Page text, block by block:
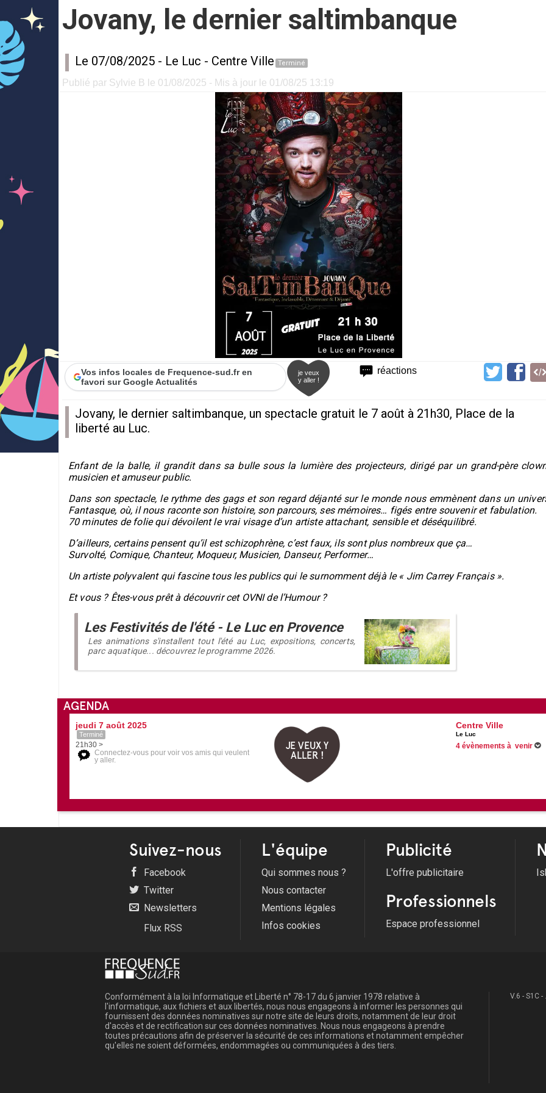
Jovany, le dernier saltimbanque
Le 07/08/2025 - Le Luc - Centre Ville Terminé
Publié par Sylvie B le 01/08/2025 - Mis à jour le 01/08/25 13:19
réactions
Vos infos locales de Frequence-sud.fr en
favori sur Google Actualités
je veux
y aller !
Jovany, le dernier saltimbanque, un spectacle gratuit le 7 août à 21h30, Place de la
liberté au Luc.
Enfant de la balle, il grandit dans sa bulle sous la lumière des projecteurs, dirigé par un grand-père
musicien et amuseur public.
Dans son spectacle, le rythme des gags et son regard déjanté sur le monde nous emmènent dans un
Fantasque, où, il nous raconte son histoire, son parcours, ses mémoires… figés entre souvenir et fabulation.
70 minutes de folie qui dévoilent le vrai visage d’un artiste attachant, sensible et déséquilibré.
D’ailleurs, certains pensent qu’il est schizophrène, c’est faux, ils sont plus nombreux que ça…
Survolté, Comique, Chanteur, Moqueur, Musicien, Danseur, Performer…
Un artiste polyvalent qui fascine tous les publics qui le surnomment déjà le « Jim Carrey Français ».
Et vous ? Êtes-vous prêt à découvrir cet OVNI de l’Humour ?
Les Festivités de l'été - Le Luc en Provence
Les animations s'installent tout l'été au Luc, expositions, concerts,
parc aquatique... découvrez le programme 2026.
AGENDA
jeudi 7 août 2025
Terminé
21h30 >
Connectez-vous pour voir vos amis qui veulent
y aller.
JE VEUX Y
ALLER !
Centre Ville
Le Luc
4 évènements à venir
Suivez-nous
Facebook
Twitter
Newsletters
Flux RSS
L'équipe
Qui sommes nous ?
Nous contacter
Mentions légales
Infos cookies
Publicité
L'offre publicitaire
Professionnels
Espace professionnel
Conformément à la loi Informatique et Liberté n° 78-17 du 6 janvier 1978 relative à
l'informatique, aux fichiers et aux libertés, nous nous engageons à informer les personnes qui
fournissent des données nominatives sur notre site de leurs droits, notamment de leur droit
d'accès et de rectification sur ces données nominatives. Nous nous engageons à prendre
toutes précautions afin de préserver la sécurité de ces informations et notamment empêcher
qu'elles ne soient déformées, endommagées ou communiquées à des tiers.
V.6 - S1C